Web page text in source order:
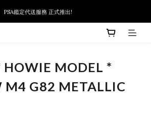
新會員首次下單可扣減$10
PSA鑑定代送服務 正式推出!
MODEL *
M4 G82 METALLIC